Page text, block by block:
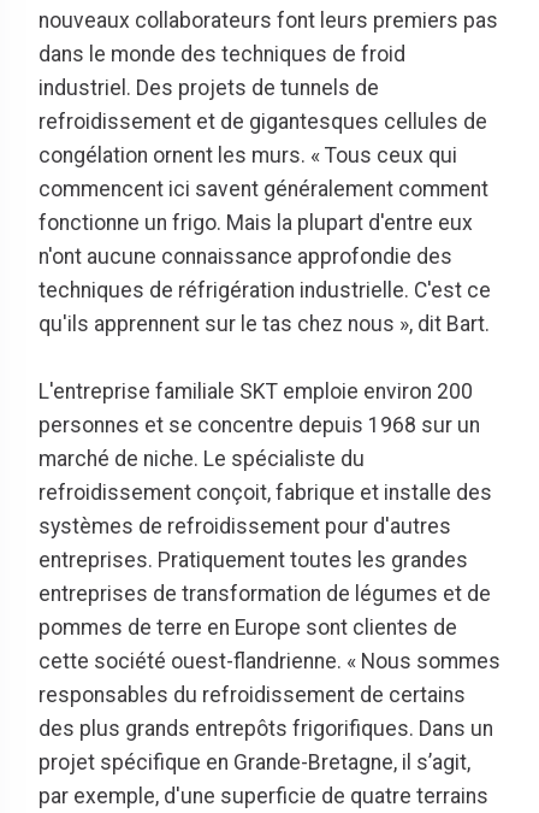
nouveaux collaborateurs font leurs premiers pas
dans le monde des techniques de froid
industriel. Des projets de tunnels de
refroidissement et de gigantesques cellules de
congélation ornent les murs. « Tous ceux qui
commencent ici savent généralement comment
fonctionne un frigo. Mais la plupart d'entre eux
n'ont aucune connaissance approfondie des
techniques de réfrigération industrielle. C'est ce
qu'ils apprennent sur le tas chez nous », dit Bart.
L'entreprise familiale SKT emploie environ 200
personnes et se concentre depuis 1968 sur un
marché de niche. Le spécialiste du
refroidissement conçoit, fabrique et installe des
systèmes de refroidissement pour d'autres
entreprises. Pratiquement toutes les grandes
entreprises de transformation de légumes et de
pommes de terre en Europe sont clientes de
cette société ouest-flandrienne. « Nous sommes
responsables du refroidissement de certains
des plus grands entrepôts frigorifiques. Dans un
projet spécifique en Grande-Bretagne, il s’agit,
par exemple, d'une superficie de quatre terrains